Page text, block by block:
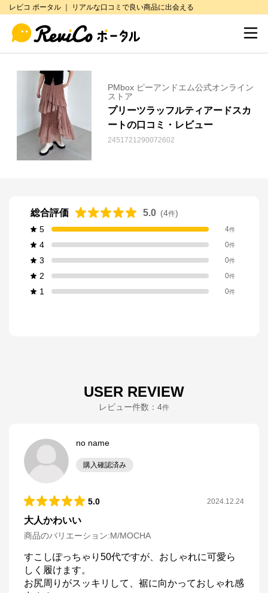
レビコ ポータル ｜ リアルな口コミで良い商品に出会える
PMbox ピーアンドエム公式オンライン
ストア
プリーツラッフルティアードスカ
ートの口コミ・レビュー
2451721290072602
総合評価 5.0 (4件)
5
4件
4 0件
3 0件
2 0件
1 0件
USER REVIEW
レビュー件数： 4件
no name
購入確認済み
5.0 2024.12.24
大人かわいい
商品のバリエーション:M/MOCHA
すこしぽっちゃり50代ですが、おしゃれに可愛ら
しく履けます。
お尻周りがスッキリして、裾に向かっておしゃれ感